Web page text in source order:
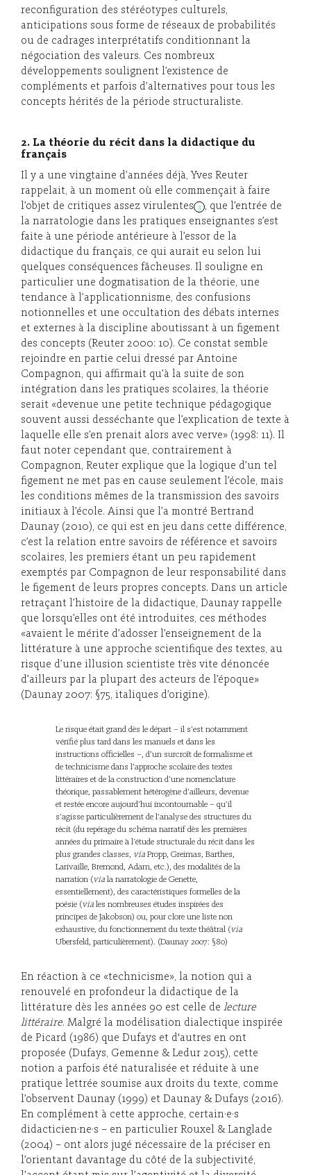
reconfiguration des stéréotypes culturels,
anticipations sous forme de réseaux de probabilités
ou de cadrages interprétatifs conditionnant la
négociation des valeurs. Ces nombreux
développements soulignent l’existence de
compléments et parfois d’alternatives pour tous les
concepts hérités de la période structuraliste.
2. La théorie du récit dans la didactique du
français
Il y a une vingtaine d’années déjà, Yves Reuter
rappelait, à un moment où elle commençait à faire
l’objet de critiques assez virulentes
3
, que l’entrée de
la narratologie dans les pratiques enseignantes s’est
faite à une période antérieure à l’essor de la
didactique du français, ce qui aurait eu selon lui
quelques conséquences fâcheuses. Il souligne en
particulier une dogmatisation de la théorie, une
tendance à l’applicationnisme, des confusions
notionnelles et une occultation des débats internes
et externes à la discipline aboutissant à un figement
des concepts (Reuter 2000: 10). Ce constat semble
rejoindre en partie celui dressé par Antoine
Compagnon, qui affirmait qu’à la suite de son
intégration dans les pratiques scolaires, la théorie
serait «devenue une petite technique pédagogique
souvent aussi desséchante que l’explication de texte à
laquelle elle s’en prenait alors avec verve» (1998: 11). Il
faut noter cependant que, contrairement à
Compagnon, Reuter explique que la logique d’un tel
figement ne met pas en cause seulement l’école, mais
les conditions mêmes de la transmission des savoirs
initiaux à l’école. Ainsi que l’a montré Bertrand
Daunay (2010), ce qui est en jeu dans cette différence,
c’est la relation entre savoirs de référence et savoirs
scolaires, les premiers étant un peu rapidement
exemptés par Compagnon de leur responsabilité dans
le figement de leurs propres concepts. Dans un article
retraçant l’histoire de la didactique, Daunay rappelle
que lorsqu’elles ont été introduites, ces méthodes
«avaient le mérite d’adosser l’enseignement de la
littérature à une approche scientifique des textes, au
risque d’une illusion scientiste très vite dénoncée
d’ailleurs par la plupart des acteurs de l’époque»
(Daunay 2007: §75, italiques d’origine).
Le risque était grand dès le départ – il s’est notamment
vérifié plus tard dans les manuels et dans les
instructions officielles –, d’un surcroît de formalisme et
de technicisme dans l’approche scolaire des textes
littéraires et de la construction d’une nomenclature
théorique, passablement hétérogène d’ailleurs, devenue
et restée encore aujourd’hui incontournable – qu’il
s’agisse particulièrement de l’analyse des structures du
récit (du repérage du schéma narratif dès les premières
années du primaire à l’étude structurale du récit dans les
plus grandes classes, via Propp, Greimas, Barthes,
Larivaille, Bremond, Adam, etc.), des modalités de la
narration (via la narratologie de Genette,
essentiellement), des caractéristiques formelles de la
poésie (via les nombreuses études inspirées des
principes de Jakobson) ou, pour clore une liste non
exhaustive, du fonctionnement du texte théâtral (via
Ubersfeld, particulièrement). (Daunay 2007: §80)
En réaction à ce «technicisme», la notion qui a
renouvelé en profondeur la didactique de la
littérature dès les années 90 est celle de lecture
littéraire. Malgré la modélisation dialectique inspirée
de Picard (1986) que Dufays et d'autres en ont
proposée (Dufays, Gemenne & Ledur 2015), cette
notion a parfois été naturalisée et réduite à une
pratique lettrée soumise aux droits du texte, comme
l’observent Daunay (1999) et Daunay & Dufays (2016).
En complément à cette approche, certain·e·s
didacticien·ne·s – en particulier Rouxel & Langlade
(2004) – ont alors jugé nécessaire de la préciser en
l’orientant davantage du côté de la subjectivité,